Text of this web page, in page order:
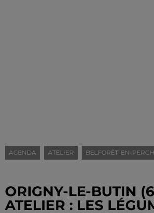
AGENDA ATELIER BELFORÊT-EN-
ORIGNY-LE-BUTIN
ATELIER : LES